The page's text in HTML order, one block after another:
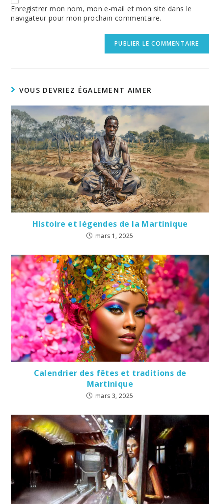
(optional)
Enregistrer mon nom, mon e-mail et mon site dans le
navigateur pour mon prochain commentaire.
VOUS DEVRIEZ ÉGALEMENT AIMER
Histoire et légendes de la Martinique
mars 1, 2025
Calendrier des fêtes et traditions de
Martinique
mars 3, 2025